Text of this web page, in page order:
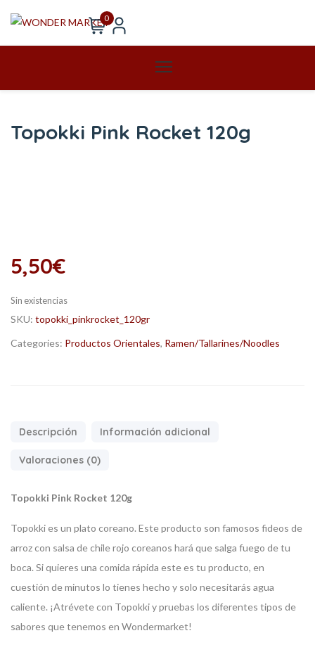
0
Topokki Pink Rocket 120g
5,50€
Sin existencias
SKU: topokki_pinkrocket_120gr
Categories: Productos Orientales, Ramen/Tallarines/Noodles
Descripción Información adicional
Valoraciones (0)
Topokki Pink Rocket 120g
Topokki es un plato coreano. Este producto son famosos fideos de
arroz con salsa de chile rojo coreanos hará que salga fuego de tu
boca. Si quieres una comida rápida este es tu producto, en
cuestión de minutos lo tienes hecho y solo necesitarás agua
caliente. ¡Atrévete con Topokki y pruebas los diferentes tipos de
sabores que tenemos en Wondermarket!